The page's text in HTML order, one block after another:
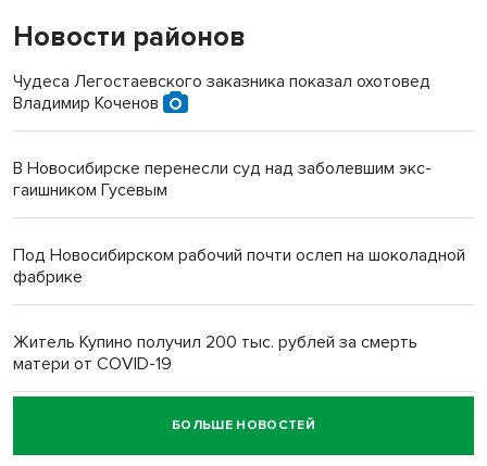
Новости районов
Чудеса Легостаевского заказника показал охотовед
Владимир Коченов
В Новосибирске перенесли суд над заболевшим экс-
гаишником Гусевым
Под Новосибирском рабочий почти ослеп на шоколадной
фабрике
Житель Купино получил 200 тыс. рублей за смерть
матери от COVID-19
Новосибирский суд наказал водителя за смерть
пенсионерки на вокзале
БОЛЬШЕ НОВОСТЕЙ